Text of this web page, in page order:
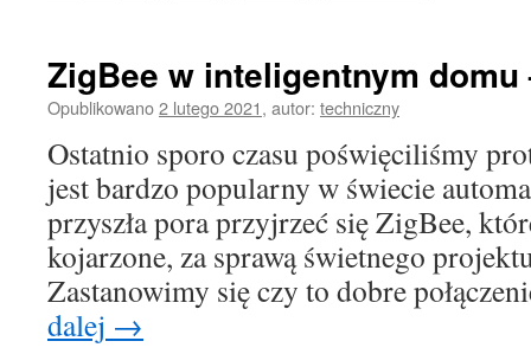
ZigBee w inteligentnym
Opublikowano2 lutego 2021, autor: techniczny
Ostatnio sporo czasu poświęciliśmy
jest bardzo popularny w świecie
przyszła pora przyjrzeć się ZigBee,
kojarzone, za sprawą świetnego
Zastanowimy się czy to dobre
dalej →